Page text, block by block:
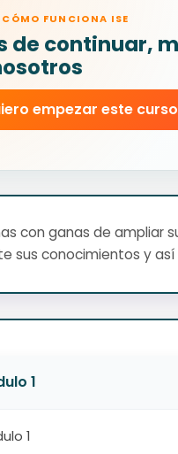
FUNCIONA ISE
de continuar,
empezar este curso
con ganas de ampliar
sus conocimientos y
1
1